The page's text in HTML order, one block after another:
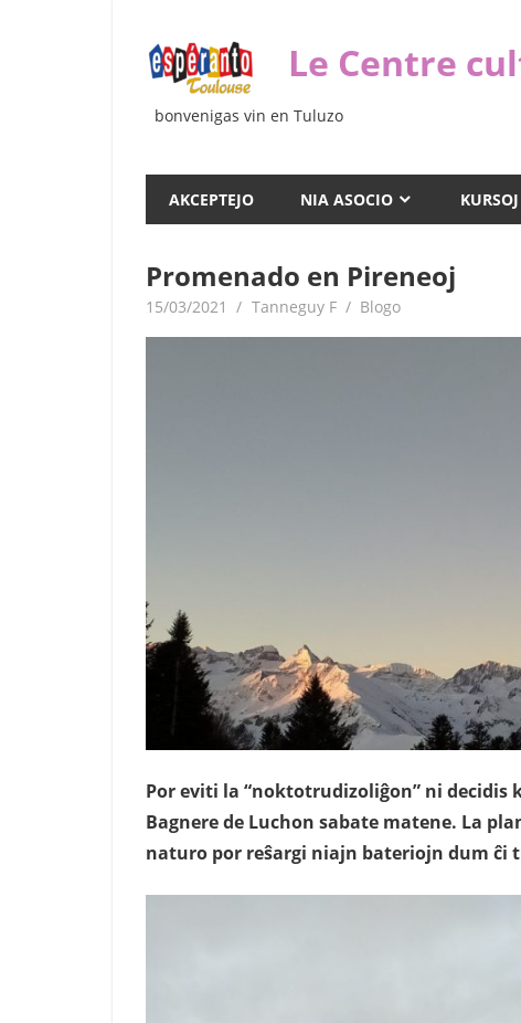
enhavo
Le Centre
bonvenigas vin en Tuluzo
AKCEPTEJO NIA ASOCIO KURSOJ
Promenado en Pireneoj
15/03/2021 Tanneguy F Blogo
Por eviti la “noktotrudizoliĝon” ni
Bagnere de Luchon sabate matene. La
naturo por reŝargi niajn bateriojn dum ĉi